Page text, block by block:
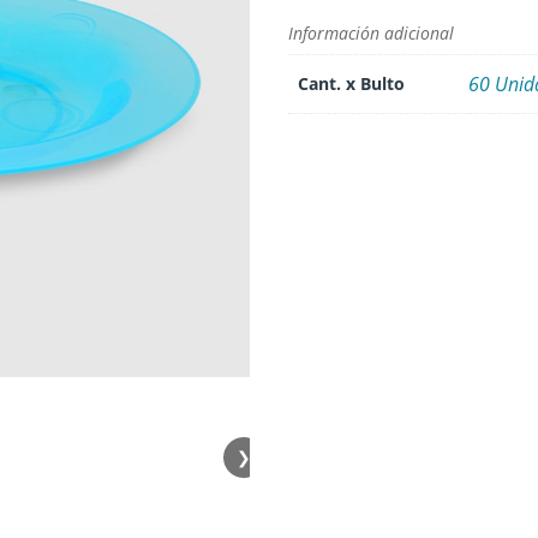
❯
Información adicional
Cant. x Bulto 60